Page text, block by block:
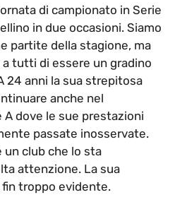
di campionato in Serie
in due occasioni. Siamo
partite della stagione, ma
tutti di essere un gradino
24 anni la sua strepitosa
anche nel
dove le sue prestazioni
passate inosservate.
un club che lo sta
attenzione. La sua
troppo evidente.